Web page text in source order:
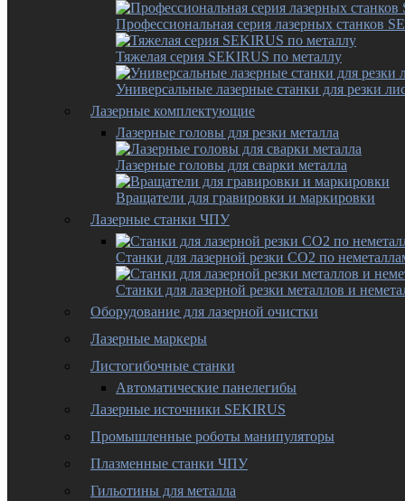
Профессиональная серия лазерных станков
Тяжелая серия SEKIRUS по металлу
Универсальные лазерные станки для резки
Лазерные комплектующие
Лазерные головы для резки металла
Лазерные головы для сварки металла
Вращатели для гравировки и маркировки
Лазерные станки ЧПУ
Станки для лазерной резки CO2 по
Станки для лазерной резки металлов и
Оборудование для лазерной очистки
Лазерные маркеры
Листогибочные станки
Автоматические панелегибы
Лазерные источники SEKIRUS
Промышленные роботы манипуляторы
Плазменные станки ЧПУ
Гильотины для металла